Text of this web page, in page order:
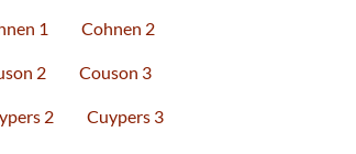
1 Cohnen 2
2 Couson 3
2 Cuypers 3